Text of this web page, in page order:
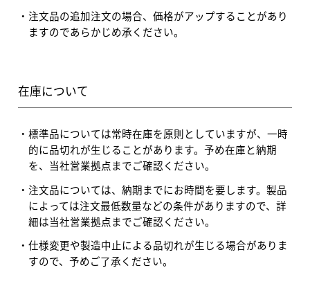
注文品の追加注文の場合、価格がアップすることがあり
ますのであらかじめ承ください。
在庫について
標準品については常時在庫を原則としていますが、一時
的に品切れが生じることがあります。予め在庫と納期
を、当社営業拠点までご確認ください。
注文品については、納期までにお時間を要します。製品
によっては注文最低数量などの条件がありますので、詳
細は当社営業拠点までご確認ください。
仕様変更や製造中止による品切れが生じる場合がありま
すので、予めご了承ください。